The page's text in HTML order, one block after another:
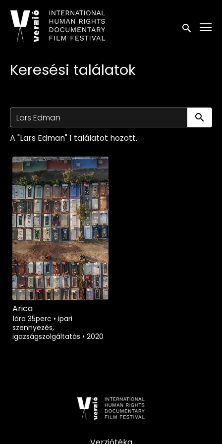
Kisegítő lehetőségek linkek
Keresés
Keresési találatok
A "Lars Edman" 1 találatot hozott.
Arica
1óra 35perc • ipari
szennyezés,
igazságszolgáltatás • 2020